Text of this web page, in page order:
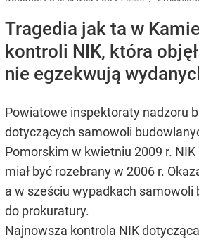
Tragedia jak ta w
kontroli NIK, która
nie egzekwują
Powiatowe inspektoraty nadzoru
dotyczących samowoli
Pomorskim w kwietniu 2009 r.
miał być rozebrany w 2006 r.
a w sześciu wypadkach
do prokuratury.
Najnowsza kontrola NIK